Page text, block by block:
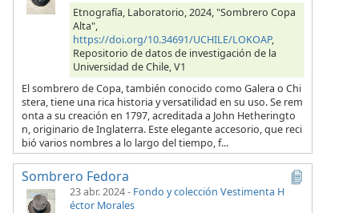
Etnografía, Laboratorio, 2024, "Sombrero Copa
Alta",
https://doi.org/10.34691/UCHILE/LOKOAP,
Repositorio de datos de investigación de la
Universidad de Chile, V1
El sombrero de Copa, también conocido como Galera o Chi
stera, tiene una rica historia y versatilidad en su uso. Se rem
onta a su creación en 1797, acreditada a John Hetheringto
n, originario de Inglaterra. Este elegante accesorio, que reci
bió varios nombres a lo largo del tiempo, f...
Sombrero Fedora
23 abr. 2024- Fondo y colección Vestimenta H
éctor Morales